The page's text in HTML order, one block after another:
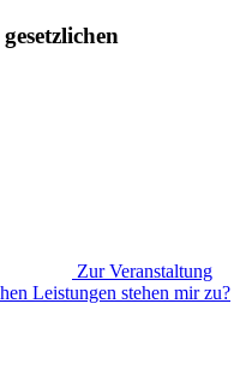
Zur Veranstaltung
Leistungen stehen mir zu?